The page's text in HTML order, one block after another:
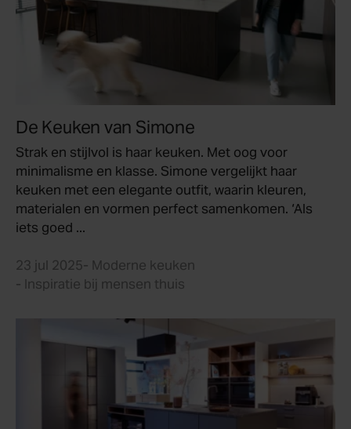
De Keuken van Simone
Strak en stijlvol is haar keuken. Met oog voor
minimalisme en klasse. Simone vergelijkt haar
keuken met een elegante outfit, waarin kleuren,
materialen en vormen perfect samenkomen. ‘Als
iets goed ...
23 jul 2025- Moderne keuken
- Inspiratie bij mensen thuis